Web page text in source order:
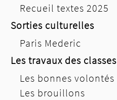
Recueil textes 2025
Sorties culturelles
Paris Mederic
Les travaux des classes
Les bonnes volontés
Les brouillons